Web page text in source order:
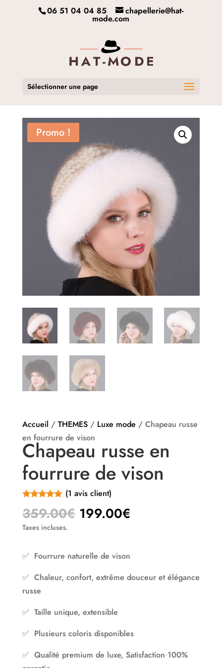
06 51 04 04 85 chapellerie@hat-
mode.com
Sélectionner une page
Promo !
Accueil / THEMES/ Luxe mode / Chapeau russe
en fourrure de vison
Chapeau russe en
fourrure de vison
sur 5
basé sur
notation client
(1 avis client)
359.00€ Le
était :
199.00€Le
est :
Taxes incluses.
✅ Fourrure naturelle de vison
✅ Chaleur, confort, extrême douceur et élégance
russe
✅ Taille unique, extensible
✅ Plusieurs coloris disponibles
✅ Qualité premium de luxe, Satisfaction 100%